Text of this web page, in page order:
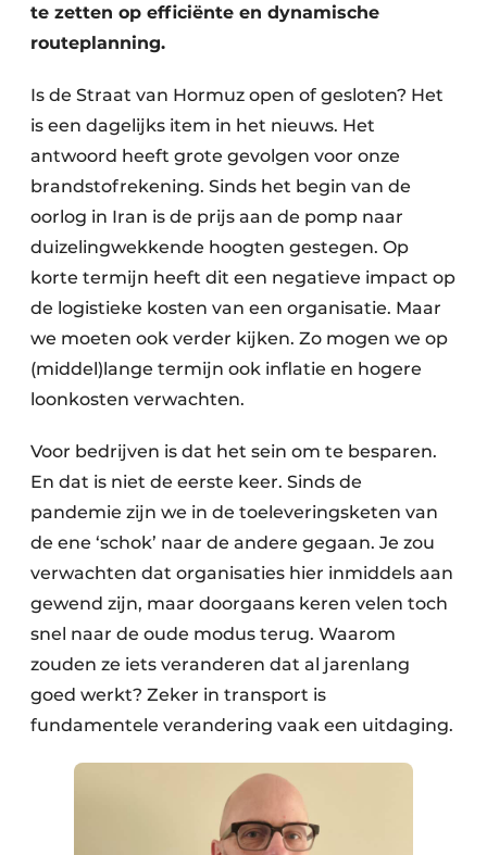
te zetten op efficiënte en dynamische
routeplanning.
Is de Straat van Hormuz open of gesloten? Het
is een dagelijks item in het nieuws. Het
antwoord heeft grote gevolgen voor onze
brandstofrekening. Sinds het begin van de
oorlog in Iran is de prijs aan de pomp naar
duizelingwekkende hoogten gestegen. Op
korte termijn heeft dit een negatieve impact op
de logistieke kosten van een organisatie. Maar
we moeten ook verder kijken. Zo mogen we op
(middel)lange termijn ook inflatie en hogere
loonkosten verwachten.
Voor bedrijven is dat het sein om te besparen.
En dat is niet de eerste keer. Sinds de
pandemie zijn we in de toeleveringsketen van
de ene ‘schok’ naar de andere gegaan. Je zou
verwachten dat organisaties hier inmiddels aan
gewend zijn, maar doorgaans keren velen toch
snel naar de oude modus terug. Waarom
zouden ze iets veranderen dat al jarenlang
goed werkt? Zeker in transport is
fundamentele verandering vaak een uitdaging.